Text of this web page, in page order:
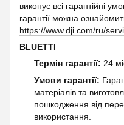
виконує всі гарантійні
гарантії можна
https://www.dji.com/ru/
BLUETTI
Термін гарантії: 24
Умови гарантії:
матеріалів та
пошкодження від
використання.